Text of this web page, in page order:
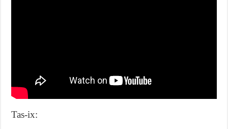
Tas-ix: